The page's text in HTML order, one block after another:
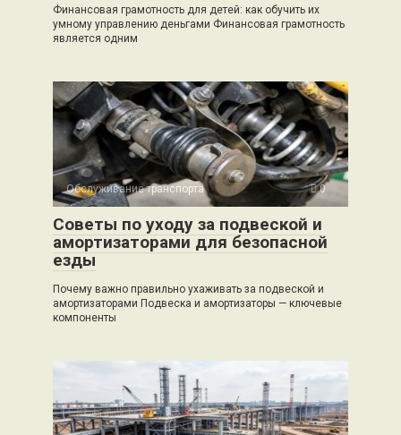
Финансовая грамотность для детей: как обучить их
умному управлению деньгами Финансовая грамотность
является одним
Обслуживание транспорта 0
Советы по уходу за подвеской и
амортизаторами для безопасной
езды
Почему важно правильно ухаживать за подвеской и
амортизаторами Подвеска и амортизаторы — ключевые
компоненты